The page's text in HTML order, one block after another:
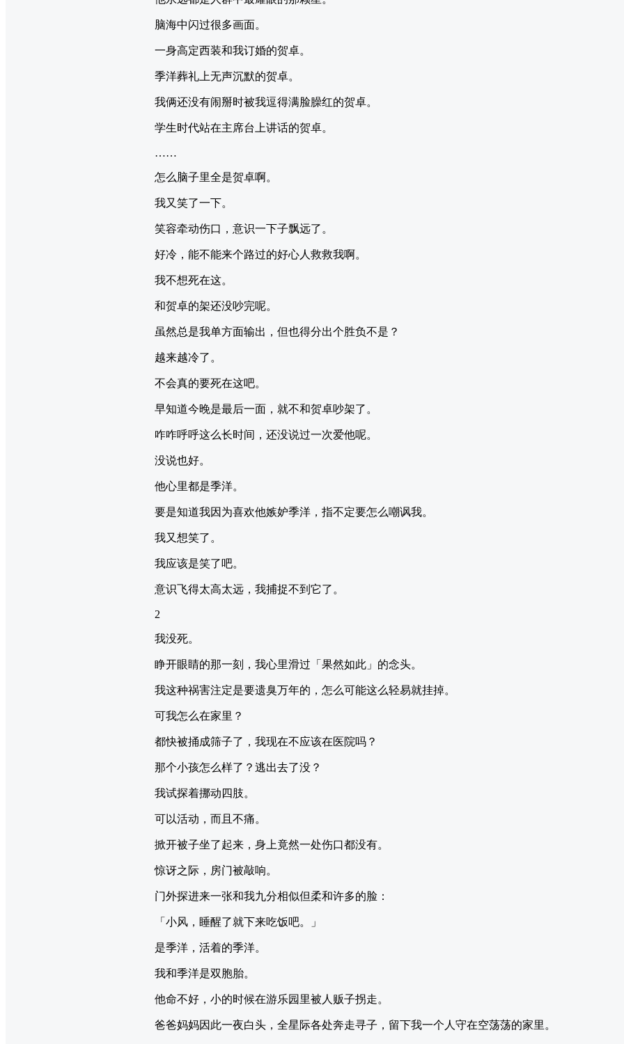
脑海中闪过很多画面。
一身高定西装和我订婚的贺卓。
季洋葬礼上无声沉默的贺卓。
我俩还没有闹掰时被我逗得满脸臊红的贺卓。
学生时代站在主席台上讲话的贺卓。
……
怎么脑子里全是贺卓啊。
我又笑了一下。
笑容牵动伤口，意识一下子飘远了。
好冷，能不能来个路过的好心人救救我啊。
我不想死在这。
和贺卓的架还没吵完呢。
虽然总是我单方面输出，但也得分出个胜负不是？
越来越冷了。
不会真的要死在这吧。
早知道今晚是最后一面，就不和贺卓吵架了。
咋咋呼呼这么长时间，还没说过一次爱他呢。
没说也好。
他心里都是季洋。
要是知道我因为喜欢他嫉妒季洋，指不定要怎么嘲讽我。
我又想笑了。
我应该是笑了吧。
意识飞得太高太远，我捕捉不到它了。
2
我没死。
睁开眼睛的那一刻，我心里滑过「果然如此」的念头。
我这种祸害注定是要遗臭万年的，怎么可能这么轻易就挂掉。
可我怎么在家里？
都快被捅成筛子了，我现在不应该在医院吗？
那个小孩怎么样了？逃出去了没？
我试探着挪动四肢。
可以活动，而且不痛。
掀开被子坐了起来，身上竟然一处伤口都没有。
惊讶之际，房门被敲响。
门外探进来一张和我九分相似但柔和许多的脸：
「小风，睡醒了就下来吃饭吧。」
是季洋，活着的季洋。
我和季洋是双胞胎。
他命不好，小的时候在游乐园里被人贩子拐走。
爸爸妈妈因此一夜白头，全星际各处奔走寻子，留下我一个人守在空荡荡的家里。